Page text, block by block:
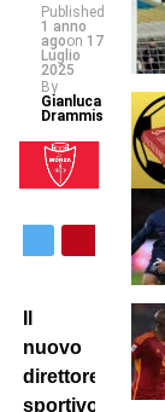
Published
1 anno
agoon 17
Luglio
2025
By
Gianluca
Drammis
nuovo
direttore
sportivo